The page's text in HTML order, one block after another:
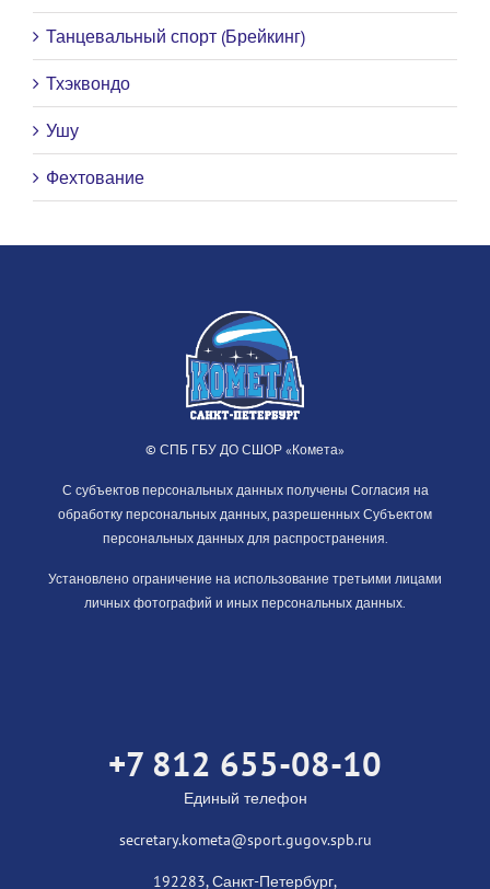
Танцевальный спорт (Брейкинг)
Тхэквондо
Ушу
Фехтование
© СПБ ГБУ ДО СШОР «Комета»
С субъектов персональных данных получены Согласия на
обработку персональных данных, разрешенных Субъектом
персональных данных для распространения.
Установлено ограничение на использование третьими лицами
личных фотографий и иных персональных данных.
+7 812 655-08-10
Единый телефон
secretary.kometa@sport.gugov.spb.ru
192283, Санкт-Петербург,